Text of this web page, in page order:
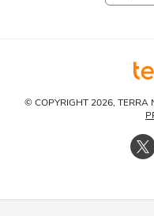
© COPYRIGHT 2026, TERRA